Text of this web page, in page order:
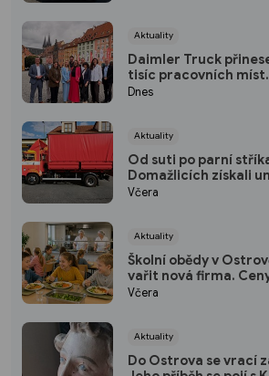
Aktuality
Daimler Truck
tisíc pracovních
hlavně lidi z regionu
Dnes
Aktuality
Od suti po parní
Domažlicích získali
kontejner
Včera
Aktuality
Školní obědy v
vařit nová firma.
zůstávají stejné
Včera
Aktuality
Do Ostrova se vrací